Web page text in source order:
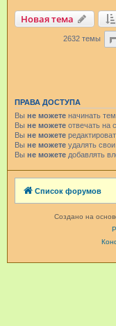
Новая тема
2632 темы
ПРАВА ДОСТУПА
Вы не можете начинать
Вы не можете отвечать на
Вы не можете
Вы не можете удалять
Вы не можете добавлять
Список форумов
Создано на